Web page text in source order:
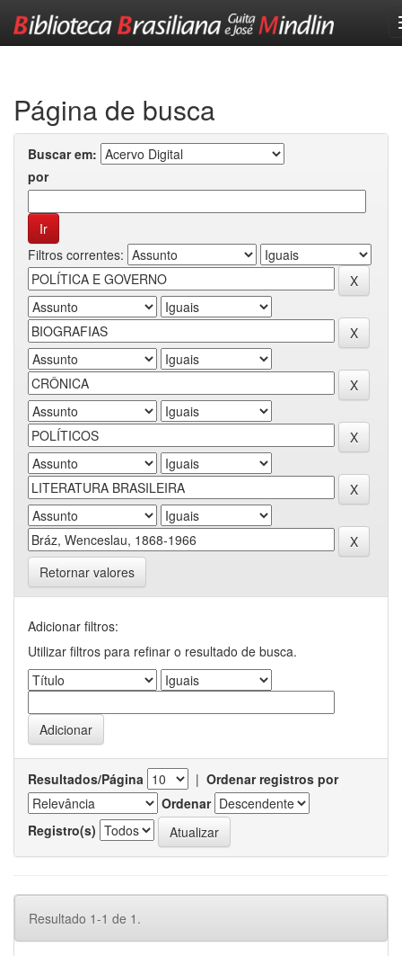
Página de busca
Buscar em:
por
Filtros correntes:
Retornar valores
Adicionar filtros:
Utilizar filtros para refinar o resultado de busca.
Resultados/Página | Ordenar registros por
Ordenar
Registro(s)
Resultado 1-1 de 1.